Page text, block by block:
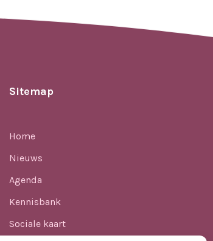
Sitemap
Home
Nieuws
Agenda
Kennisbank
Sociale kaart